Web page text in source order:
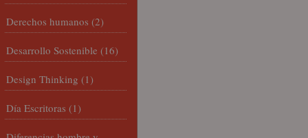
Derechos humanos (2)
Desarrollo Sostenible (16)
Design Thinking (1)
Día Escritoras (1)